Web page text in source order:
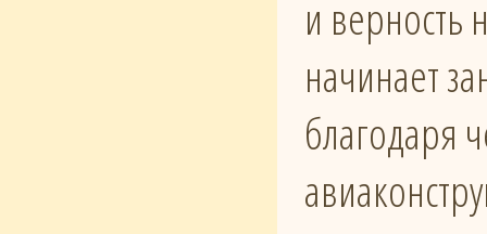
и верность
начинает
благодаря